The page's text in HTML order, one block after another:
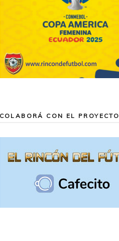
COLABORÁ CON EL PROYECTO